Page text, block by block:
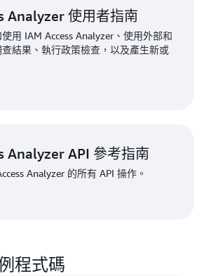
Analyzer 使用者指南
用 IAM Access Analyzer、使用外部和
結果、執行政策檢查，以及產生新或
Analyzer API 參考指南
Analyzer 的所有 API 操作。
程式碼